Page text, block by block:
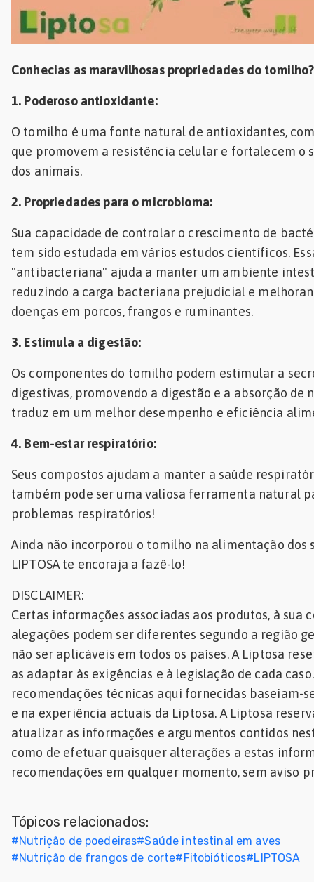
Conhecias as maravilhosas propriedades do tomilho?
1. Poderoso antioxidante:
O tomilho é uma fonte natural de antioxidantes,
que promovem a resistência celular e fortalecem o
dos animais.
2. Propriedades para o microbioma:
Sua capacidade de controlar o crescimento de
tem sido estudada em vários estudos científicos.
"antibacteriana" ajuda a manter um ambiente
reduzindo a carga bacteriana prejudicial e
doenças em porcos, frangos e ruminantes.
3. Estimula a digestão:
Os componentes do tomilho podem estimular a
digestivas, promovendo a digestão e a absorção de
traduz em um melhor desempenho e eficiência
4. Bem-estar respiratório:
Seus compostos ajudam a manter a saúde
também pode ser uma valiosa ferramenta natural
problemas respiratórios!
Ainda não incorporou o tomilho na alimentação dos
LIPTOSA te encoraja a fazê-lo!
DISCLAIMER:
Certas informações associadas aos produtos, à sua
alegações podem ser diferentes segundo a região
não ser aplicáveis em todos os países. A Liptosa
as adaptar às exigências e à legislação de cada
recomendações técnicas aqui fornecidas baseiam-
e na experiência actuais da Liptosa. A Liptosa
atualizar as informações e argumentos contidos
como de efetuar quaisquer alterações a estas
recomendações em qualquer momento, sem aviso
Tópicos relacionados:
#Nutrição de poedeiras#Saúde intestinal em aves
#Nutrição de frangos de corte# Fitobióticos#LIPTOSA